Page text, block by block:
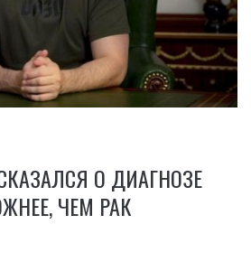
О ДИАГНОЗЕ
ЧЕМ РАК